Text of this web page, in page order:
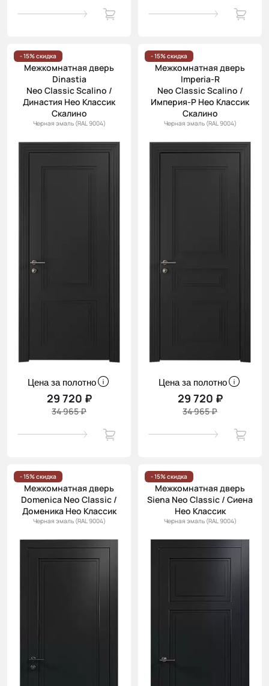
- 15% скидка
Межкомнатная дверь
Dinastia
Neo Classic Scalino /
Династия Нео Классик
Скалино
Черная эмаль (RAL 9004)
Цена за полотно
29 720 ₽
34 965 ₽
- 15% скидка
Межкомнатная дверь
Imperia-R
Neo Classic Scalino /
Империя-Р Нео Классик
Скалино
Черная эмаль (RAL 9004)
Цена за полотно
29 720 ₽
34 965 ₽
- 15% скидка
Межкомнатная дверь
Domenica Neo Classic /
Доменика Нео Классик
Черная эмаль (RAL 9004)
- 15% скидка
Межкомнатная дверь
Siena Neo Classic / Сиена
Нео Классик
Черная эмаль (RAL 9004)